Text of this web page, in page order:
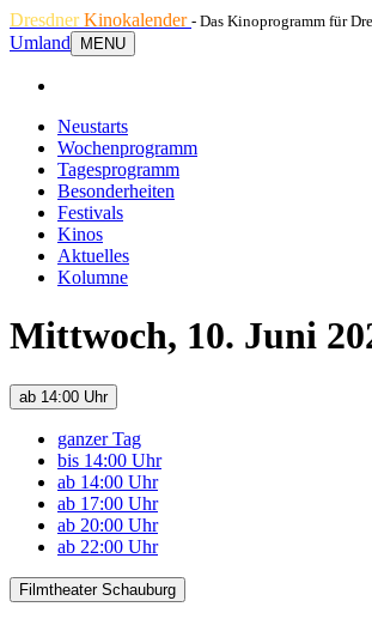
DresdnerKinokalender - Das Kinoprogramm für
Umland
MENU
Neustarts
Wochenprogramm
Tagesprogramm
Besonderheiten
Festivals
Kinos
Aktuelles
Kolumne
Mittwoch, 10. Juni
ab 14:00 Uhr
ganzer Tag
bis 14:00 Uhr
ab 14:00 Uhr
ab 17:00 Uhr
ab 20:00 Uhr
ab 22:00 Uhr
Filmtheater Schauburg